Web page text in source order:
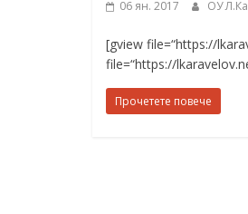
06 ян. 2017 ОУ
[gview file=“https://
file=“https://
Прочетете повече